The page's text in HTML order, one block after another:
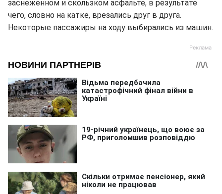
заснеженном и скользком асфальте, в результате
чего, словно на катке, врезались друг в друга.
Некоторые пассажиры на ходу выбирались из машин.